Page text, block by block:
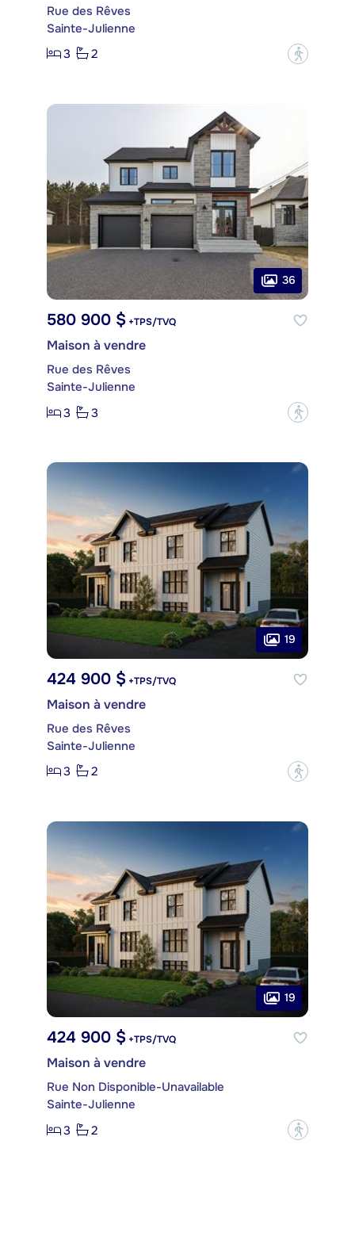
Rue des Rêves
Sainte-Julienne
3
2 ?
36
580 900 $ +TPS/TVQ
Maison à vendre
Rue des Rêves
Sainte-Julienne
3
3 ?
19
424 900 $ +TPS/TVQ
Maison à vendre
Rue des Rêves
Sainte-Julienne
3
2 ?
19
424 900 $ +TPS/TVQ
Maison à vendre
Rue Non Disponible-Unavailable
Sainte-Julienne
3
2 ?